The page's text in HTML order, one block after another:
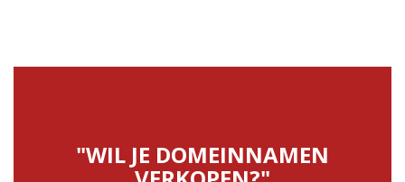
"WIL JE DOMEINNAMEN